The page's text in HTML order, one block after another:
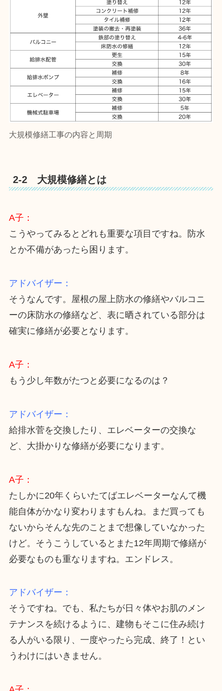
大規模修繕工事の内容と周期
2-2 大規模修繕とは
A子：
こうやってみるとどれも重要な項目ですね。防水
とか不備があったら困ります。
アドバイザー：
そうなんです。屋根の屋上防水の修繕やバルコニ
ーの床防水の修繕など、表に晒されている部分は
確実に修繕が必要となります。
A子：
もう少し年数がたつと必要になるのは？
アドバイザー：
給排水菅を交換したり、エレベーターの交換な
ど、大掛かりな修繕が必要になります。
A子：
たしかに20年くらいたてばエレベーターなんて機
能自体がかなり変わりますもんね。まだ買っても
ないからそんな先のことまで想像していなかった
けど。そうこうしているとまた12年周期で修繕が
必要なものも重なりますね。エンドレス。
アドバイザー：
そうですね。でも、私たちが日々体やお肌のメン
テナンスを続けるように、建物もそこに住み続け
る人がいる限り、一度やったら完成、終了！とい
うわけにはいきません。